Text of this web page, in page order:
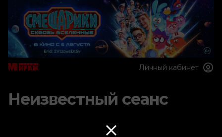
Личный кабинет
Неизвестный сеанс